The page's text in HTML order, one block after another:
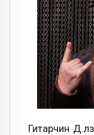
Гитарчин